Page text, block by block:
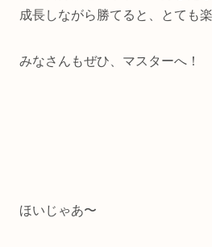
成長しながら勝てると、とても
みなさんもぜひ、マスターへ！
ほいじゃあ〜